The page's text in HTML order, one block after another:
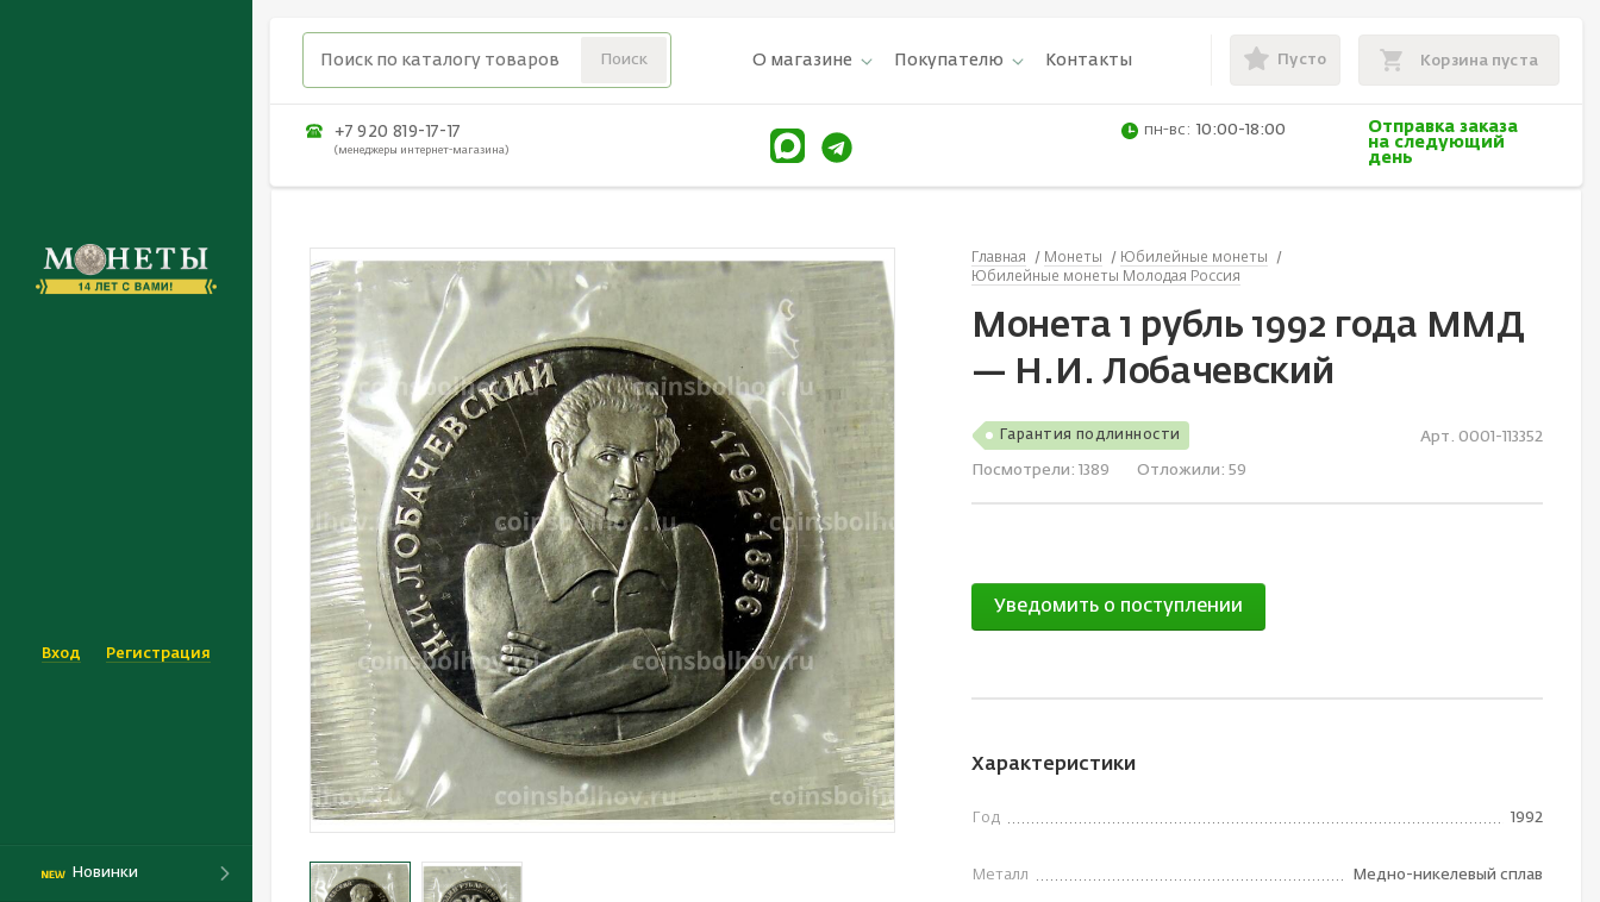
Вход Регистрация
Новинки
О магазине Покупателю Контакты Пусто Корзина пуста
+7 920 819-17-17
(менеджеры интернет-магазина)
пн-вс: 10:00-18:00
Отправка заказа
на следующий
день
Главная Монеты
Юбилейные монеты
Юбилейные монеты Молодая Россия
Монета 1 рубль 1992 года ММД
— H.И. Лобачевский
Гарантия подлинности Арт. 0001-113352
Посмотрели: 1389 Отложили: 59
Уведомить о поступлении
Характеристики
Год 1992
Металл Медно-никелевый сплав